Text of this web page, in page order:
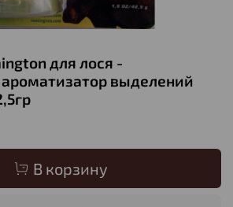
для лося -
выделений
В корзину